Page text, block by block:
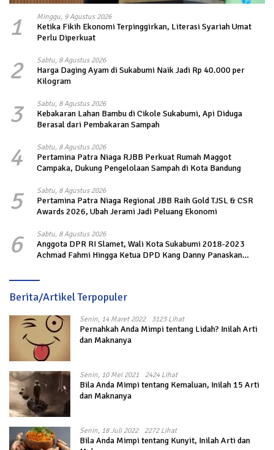
1 Minggu, 9 Agustus 2026
Ketika Fikih Ekonomi Terpinggirkan, Literasi Syariah Umat
Perlu Diperkuat
2 Sabtu, 8 Agustus 2026
Harga Daging Ayam di Sukabumi Naik Jadi Rp 40.000 per
Kilogram
3 Sabtu, 8 Agustus 2026
Kebakaran Lahan Bambu di Cikole Sukabumi, Api Diduga
Berasal dari Pembakaran Sampah
4 Sabtu, 8 Agustus 2026
Pertamina Patra Niaga RJBB Perkuat Rumah Maggot
Campaka, Dukung Pengelolaan Sampah di Kota Bandung
5 Sabtu, 8 Agustus 2026
Pertamina Patra Niaga Regional JBB Raih Gold TJSL & CSR
Awards 2026, Ubah Jerami Jadi Peluang Ekonomi
6 Sabtu, 8 Agustus 2026
Anggota DPR RI Slamet, Wali Kota Sukabumi 2018-2023
Achmad Fahmi Hingga Ketua DPD Kang Danny Panaskan
Berita/Artikel Terpopuler
Senin, 14 Maret 2022 3123 Lihat
Pernahkah Anda Mimpi tentang Lidah? Inilah Arti
dan Maknanya
Senin, 10 Mei 2021 2424 Lihat
Bila Anda Mimpi tentang Kemaluan, Inilah 15 Arti
dan Maknanya
Senin, 18 Juli 2022 2272 Lihat
Bila Anda Mimpi tentang Kunyit, Inilah Arti dan